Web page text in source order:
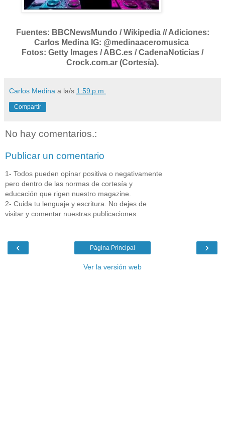
Fuentes: BBCNewsMundo / Wikipedia // Adiciones:
Carlos Medina IG: @medinaaceromusica
Fotos: Getty Images / ABC.es / CadenaNoticias /
Crock.com.ar (Cortesía).
Carlos Medina a la/s 1:59 p.m.
Compartir
No hay comentarios.:
Publicar un comentario
1- Todos pueden opinar positiva o negativamente
pero dentro de las normas de cortesía y
educación que rigen nuestro magazine.
2- Cuida tu lenguaje y escritura. No dejes de
visitar y comentar nuestras publicaciones.
‹ ›
Página Principal
Ver la versión web